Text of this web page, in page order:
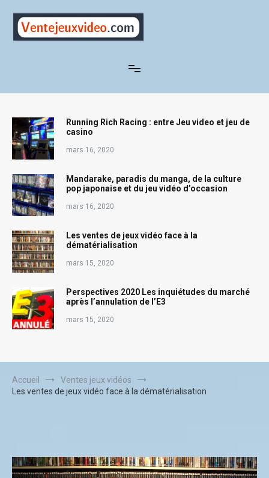
contenu
Running Rich Racing : entre Jeu video et jeu de
casino
mars 16, 2020
Mandarake, paradis du manga, de la culture
pop japonaise et du jeu vidéo d’occasion
mars 16, 2020
Les ventes de jeux vidéo face à la
dématérialisation
mars 15, 2020
Perspectives 2020 Les inquiétudes du marché
après l’annulation de l’E3
mars 15, 2020
Accueil
Ventes jeux vidéos
Les ventes de jeux vidéo face à la dématérialisation